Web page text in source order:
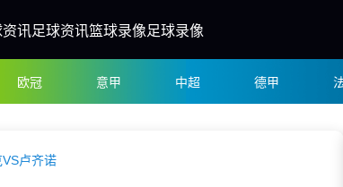
讯足球资讯篮球录像足球录像
欧冠 意甲 中超 德甲
卢齐诺